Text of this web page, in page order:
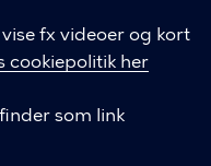
fx videoer og kort
cookiepolitik her
som link